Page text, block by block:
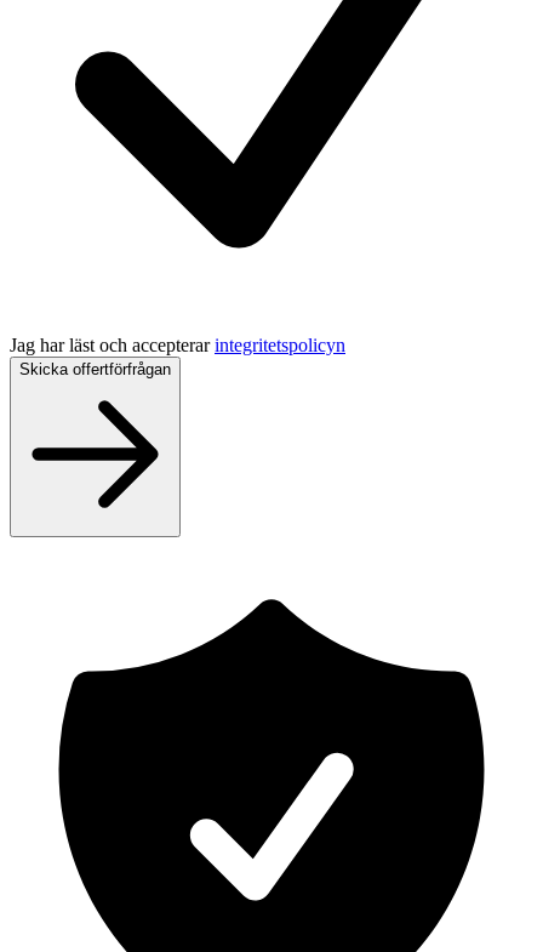
Jag har läst och accepterar integritetspolicyn
Skicka offertförfrågan